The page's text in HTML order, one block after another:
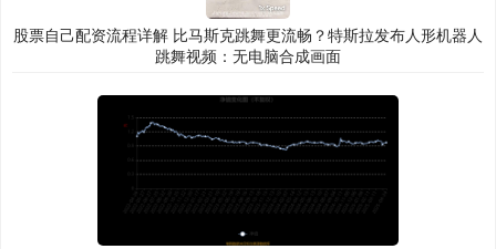
股票自己配资流程详解 比马斯克跳舞更流畅？特斯拉发布人形机器人
跳舞视频：无电脑合成画面